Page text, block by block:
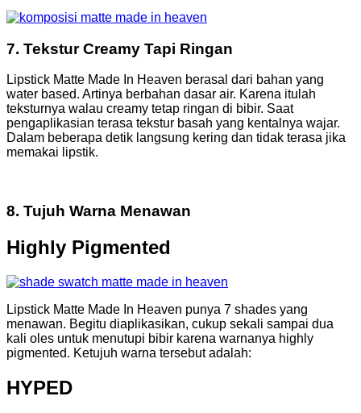
7. Tekstur Creamy Tapi Ringan
Lipstick Matte Made In Heaven berasal dari bahan yang
water based. Artinya berbahan dasar air. Karena itulah
teksturnya walau creamy tetap ringan di bibir. Saat
pengaplikasian terasa tekstur basah yang kentalnya wajar.
Dalam beberapa detik langsung kering dan tidak terasa jika
memakai lipstik.
8. Tujuh Warna Menawan
Highly Pigmented
Lipstick Matte Made In Heaven punya 7 shades yang
menawan. Begitu diaplikasikan, cukup sekali sampai dua
kali oles untuk menutupi bibir karena warnanya highly
pigmented. Ketujuh warna tersebut adalah:
HYPED